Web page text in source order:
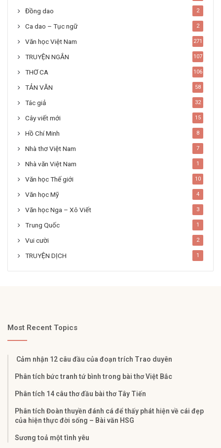
Đồng dao 2
Ca dao – Tục ngữ 2
Văn học Việt Nam 271
TRUYỆN NGẮN 107
THƠ CA 106
TẢN VĂN 58
Tác giả 32
Cây viết mới 15
Hồ Chí Minh 8
Nhà thơ Việt Nam 7
Nhà văn Việt Nam 1
Văn học Thế giới 10
Văn học Mỹ 4
Văn học Nga – Xô Viết 3
Trung Quốc 1
Vui cười 2
TRUYỆN DỊCH 1
Most Recent Topics
Cảm nhận 12 câu đầu của đoạn trích Trao duyên
Phân tích bức tranh tứ bình trong bài thơ Việt Bắc
Phân tích 14 câu thơ đầu bài thơ Tây Tiến
Phân tích Đoàn thuyền đánh cá để thấy phát hiện về cái đẹp
của hiện thực đời sống – Bài văn HSG
Sương toả một tình yêu